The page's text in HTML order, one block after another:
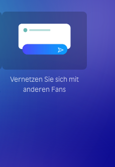
Vernetzen Sie sich mit
anderen Fans